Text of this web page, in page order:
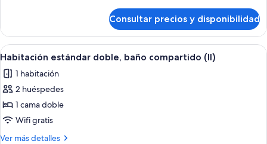
compartido
(I)
estándar
doble,
baño
(I)
Consultar precios y disponibilidad
Abrir
todas
las
fotos
de
Habitación
estándar
Un dormitorio con cama, mesita de
5
Habitación estándar doble, baño compartido (II)
1 habitación
2 huéspedes
1 cama doble
Wifi gratis
Ver más detalles
Más